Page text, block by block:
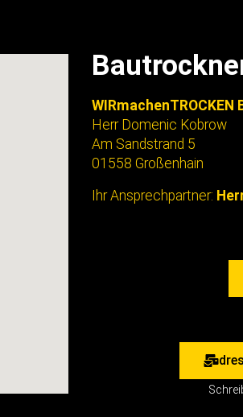
Herr Domenic Kobrow
Am Sandstrand 5
01558 Großenhain
Ihr Ansprechpartner: